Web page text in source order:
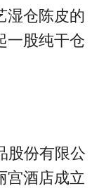
湿仓陈皮的
一股纯干仓
股份有限公
宫酒店成立